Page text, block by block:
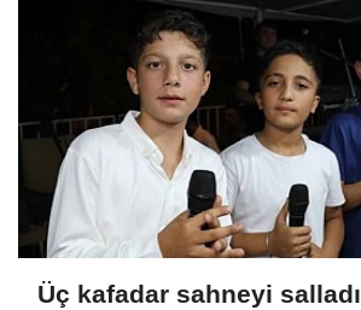
Üç kafadar sahneyi salladı